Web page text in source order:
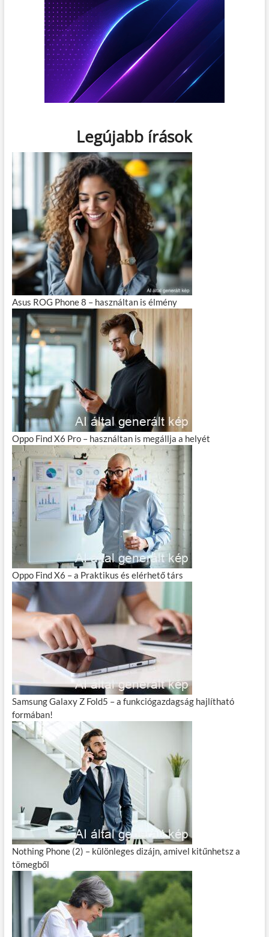
Legújabb írások
Asus ROG Phone 8 – használtan is élmény
Oppo Find X6 Pro – használtan is megállja a helyét
Oppo Find X6 – a Praktikus és elérhető társ
Samsung Galaxy Z Fold5 – a funkciógazdagság hajlítható
formában!
Nothing Phone (2) – különleges dizájn, amivel kitűnhetsz a
tömegből